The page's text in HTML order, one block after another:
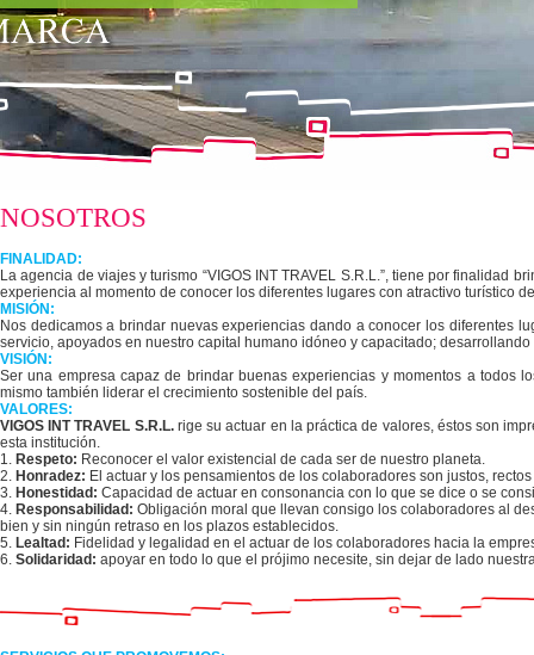
NOSOTROS
FINALIDAD:
La agencia de viajes y turismo “VIGOS INT TRAVEL S.R.L.”, tiene por finalidad
experiencia al momento de conocer los diferentes lugares con atractivo turístico
MISIÓN:
Nos dedicamos a brindar nuevas experiencias dando a conocer los diferentes
servicio, apoyados en nuestro capital humano idóneo y capacitado;
VISIÓN:
Ser una empresa capaz de brindar buenas experiencias y momentos a todos
mismo también liderar el crecimiento sostenible del país.
VALORES:
VIGOS INT TRAVEL S.R.L. rige su actuar en la práctica de valores, éstos son
esta institución.
1. Respeto: Reconocer el valor existencial de cada ser de nuestro planeta.
2. Honradez: El actuar y los pensamientos de los colaboradores son justos,
3. Honestidad: Capacidad de actuar en consonancia con lo que se dice o se
4. Responsabilidad: Obligación moral que llevan consigo los colaboradores al
bien y sin ningún retraso en los plazos establecidos.
5. Lealtad: Fidelidad y legalidad en el actuar de los colaboradores hacia la
6. Solidaridad: apoyar en todo lo que el prójimo necesite, sin dejar de lado